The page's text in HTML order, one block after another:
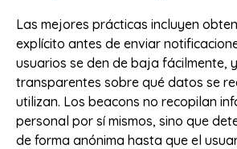
Las mejores prácticas incluyen
explícito antes de enviar
usuarios se den de baja fácilmente,
transparentes sobre qué datos se
utilizan. Los beacons no recopilan
personal por sí mismos, sino que
de forma anónima hasta que el